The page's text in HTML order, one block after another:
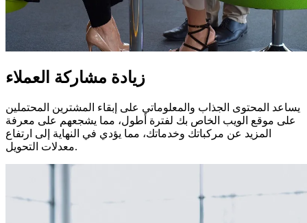
زيادة مشاركة العملاء
يساعد المحتوى الجذاب والمعلوماتي على إبقاء المشترين المحتملين
على موقع الويب الخاص بك لفترة أطول، مما يشجعهم على معرفة
المزيد عن مركباتك وخدماتك، مما يؤدي في النهاية إلى ارتفاع
معدلات التحويل.